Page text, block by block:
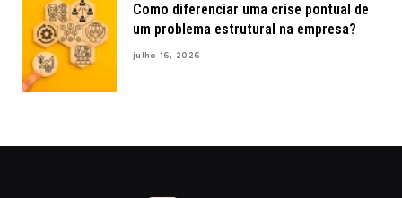
Como diferenciar uma crise pontual de
um problema estrutural na empresa?
julho 16, 2026